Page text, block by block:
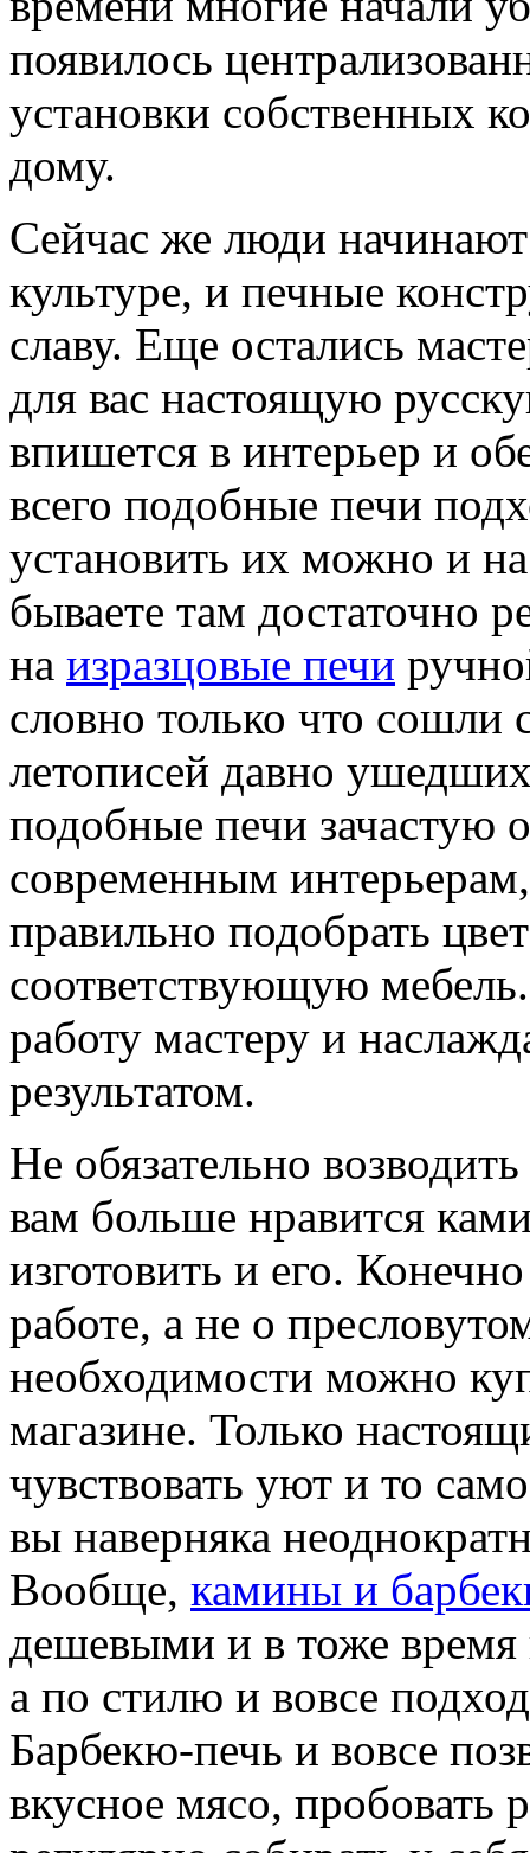
появилось
установки собственных
дому.
Сейчас же люди начинают
культуре, и печные
славу. Еще остались
для вас настоящую
впишется в интерьер и
всего подобные печи
установить их можно и
бываете там достаточно
на изразцовые печи
словно только что сошли
летописей давно
подобные печи зачастую
современным
правильно подобрать
соответствующую
работу мастеру и
результатом.
Не обязательно
вам больше нравится
изготовить и его.
работе, а не о
необходимости можно
магазине. Только
чувствовать уют и то
вы наверняка
Вообще, камины и
дешевыми и в тоже
а по стилю и вовсе
Барбекю-печь и вовсе
вкусное мясо, пробовать